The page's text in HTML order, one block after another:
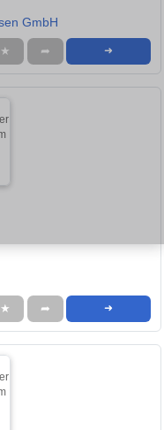
GmbH
★ ➦ ➜
★ ➦ ➜